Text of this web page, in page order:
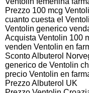
Prezzo 100 mcg
cuanto cuesta el
Ventolin generico
Acquista Ventolin 100
venden Ventolin en
Sconto Albuterol
generico de Ventolin
precio Ventolin en
Prezzo Albuterol UK